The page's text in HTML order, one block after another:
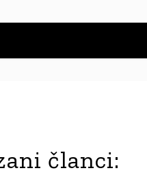
članci: